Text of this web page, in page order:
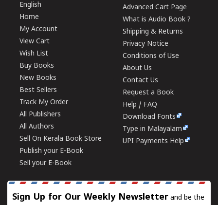
English
Home
My Account
View Cart
Wish List
Buy Books
New Books
Best Sellers
Track My Order
All Publishers
All Authors
Sell On Kerala Book Store
Publish your E-Book
Sell your E-Book
Advanced Cart Page
What is Audio Book ?
Shipping & Returns
Privacy Notice
Conditions of Use
About Us
Contact Us
Request a Book
Help / FAQ
Download Fonts
Type in Malayalam
UPI Payments Help
Sign Up for Our Weekly Newsletter and be the